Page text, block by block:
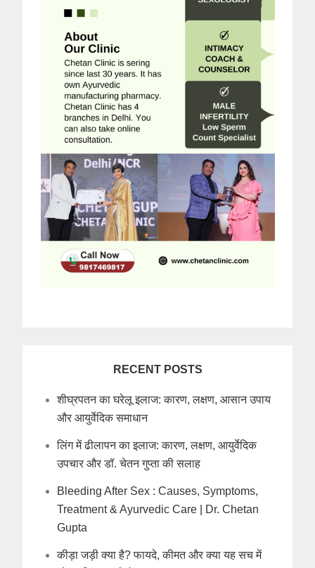
RECENT POSTS
शीघ्रपतन का घरेलू इलाज: कारण, लक्षण, आसान उपाय
और आयुर्वेदिक समाधान
लिंग में ढीलापन का इलाज: कारण, लक्षण, आयुर्वेदिक
उपचार और डॉ. चेतन गुप्ता की सलाह
Bleeding After Sex : Causes, Symptoms,
Treatment & Ayurvedic Care | Dr. Chetan
Gupta
कीड़ा जड़ी क्या है? फायदे, कीमत और क्या यह सच में